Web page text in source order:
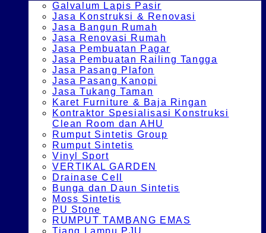
Galvalum Lapis Pasir
Jasa Konstruksi & Renovasi
Jasa Bangun Rumah
Jasa Renovasi Rumah
Jasa Pembuatan Pagar
Jasa Pembuatan Railing Tangga
Jasa Pasang Plafon
Jasa Pasang Kanopi
Jasa Tukang Taman
Karet Furniture & Baja Ringan
Kontraktor Spesialisasi Konstruksi
Clean Room dan AHU
Rumput Sintetis Group
Rumput Sintetis
Vinyl Sport
VERTIKAL GARDEN
Drainase Cell
Bunga dan Daun Sintetis
Moss Sintetis
PU Stone
RUMPUT TAMBANG EMAS
Tiang Lampu PJU